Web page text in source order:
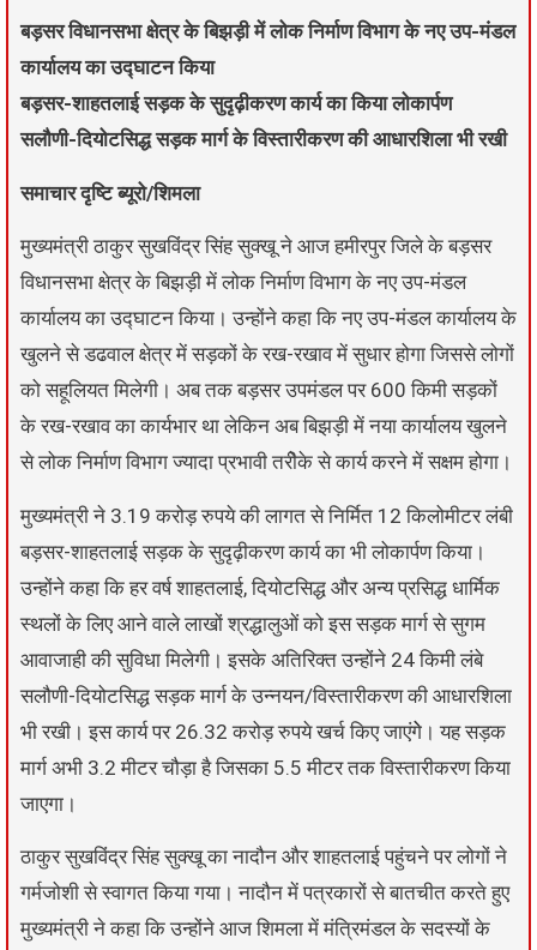
बड़सर विधानसभा क्षेत्र के बिझड़ी में लोक निर्माण विभाग के नए उप-मंडल
कार्यालय का उद्घाटन किया
बड़सर-शाहतलाई सड़क के सुदृढ़ीकरण कार्य का किया लोकार्पण
सलौणी-दियोटसिद्ध सड़क मार्ग के विस्तारीकरण की आधारशिला भी रखी
समाचार दृष्टि ब्यूरो/शिमला
मुख्यमंत्री ठाकुर सुखविंद्र सिंह सुक्खू ने आज हमीरपुर जिले के बड़सर
विधानसभा क्षेत्र के बिझड़ी में लोक निर्माण विभाग के नए उप-मंडल
कार्यालय का उद्घाटन किया। उन्होंने कहा कि नए उप-मंडल कार्यालय के
खुलने से डढवाल क्षेत्र में सड़कों के रख-रखाव में सुधार होगा जिससे लोगों
को सहूलियत मिलेगी। अब तक बड़सर उपमंडल पर 600 किमी सड़कों
के रख-रखाव का कार्यभार था लेकिन अब बिझड़ी में नया कार्यालय खुलने
से लोक निर्माण विभाग ज्यादा प्रभावी तरीेके से कार्य करने में सक्षम होगा।
मुख्यमंत्री ने 3.19 करोड़ रुपये की लागत से निर्मित 12 किलोमीटर लंबी
बड़सर-शाहतलाई सड़क के सुदृढ़ीकरण कार्य का भी लोकार्पण किया।
उन्होंने कहा कि हर वर्ष शाहतलाई, दियोटसिद्ध और अन्य प्रसिद्ध धार्मिक
स्थलों के लिए आने वाले लाखों श्रद्धालुओं को इस सड़क मार्ग से सुगम
आवाजाही की सुविधा मिलेगी। इसके अतिरिक्त उन्होंने 24 किमी लंबे
सलौणी-दियोटसिद्ध सड़क मार्ग के उन्नयन/विस्तारीकरण की आधारशिला
भी रखी। इस कार्य पर 26.32 करोड़ रुपये खर्च किए जाएंगेे। यह सड़क
मार्ग अभी 3.2 मीटर चौड़ा है जिसका 5.5 मीटर तक विस्तारीकरण किया
जाएगा।
ठाकुर सुखविंद्र सिंह सुक्खू का नादौन और शाहतलाई पहुंचने पर लोगों ने
गर्मजोशी से स्वागत किया गया। नादौन में पत्रकारों से बातचीत करते हुए
मुख्यमंत्री ने कहा कि उन्होंने आज शिमला में मंत्रिमंडल के सदस्यों के